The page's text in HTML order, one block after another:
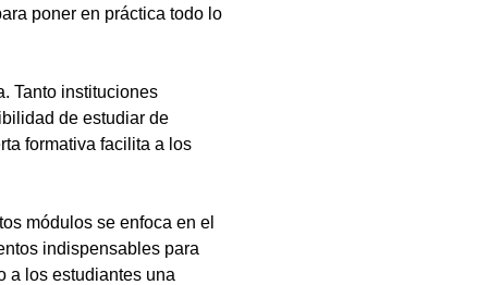
poner en práctica todo lo
Tanto instituciones
de estudiar de
formativa facilita a los
módulos se enfoca en el
indispensables para
a los estudiantes una